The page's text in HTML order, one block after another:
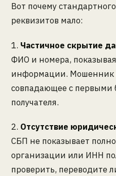
Вот почему
реквизитов мало:
1. Частичное скрытие
ФИО и номера, показывая
информации. Мошенник
совпадающее с первыми
получателя.
2. Отсутствие
СБП не показывает
организации или ИНН
проверить, переводите